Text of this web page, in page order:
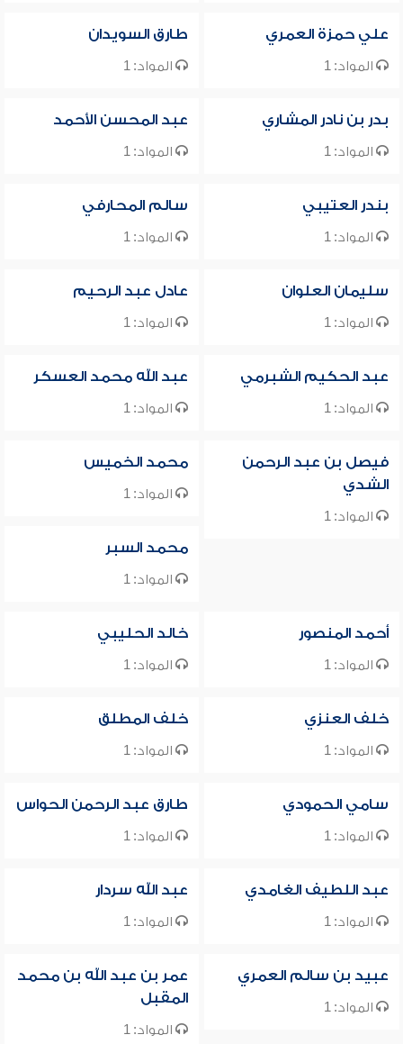
علي حمزة العمري
المواد: 1
طارق السويدان
المواد: 1
بدر بن نادر المشاري
المواد: 1
عبد المحسن الأحمد
المواد: 1
بندر العتيبي
المواد: 1
سالم المحارفي
المواد: 1
سليمان العلوان
المواد: 1
عادل عبد الرحيم
المواد: 1
عبد الحكيم الشبرمي
المواد: 1
عبد الله محمد العسكر
المواد: 1
فيصل بن عبد الرحمن
الشدي
المواد: 1
محمد الخميس
المواد: 1
محمد السبر
المواد: 1
أحمد المنصور
المواد: 1
خالد الحليبي
المواد: 1
خلف العنزي
المواد: 1
خلف المطلق
المواد: 1
سامي الحمودي
المواد: 1
طارق عبد الرحمن الحواس
المواد: 1
عبد اللطيف الغامدي
المواد: 1
عبد الله سردار
المواد: 1
عبيد بن سالم العمري
المواد: 1
عمر بن عبد الله بن محمد
المقبل
المواد: 1